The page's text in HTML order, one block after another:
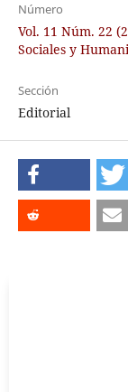
Número
Vol. 11 Núm. 22
Sociales y
Sección
Editorial